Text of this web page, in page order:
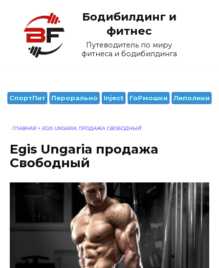
содержанию
Бодибилдинг и
фитнес
Путеводитель по миру
фитнеса и бодибилдинга
СпортПит Перорально Inject ГоРмошки Липолики
ГЛАВНАЯ > EGIS UNGARIA ПРОДАЖА СВОБОДНЫЙ
Egis Ungaria продажа
Свободный